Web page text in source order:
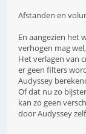
Afstanden en
En aangezien het
verhogen mag
Het verlagen van
er geen filters
Audyssey
Of dat nu zo
kan zo geen
door Audyssey